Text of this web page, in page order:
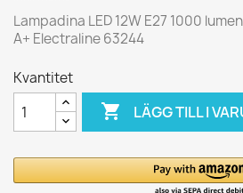
Lampadina LED 12W E27 1000
A+ Electraline 63244
Kvantitet
 LÄGG TILL I